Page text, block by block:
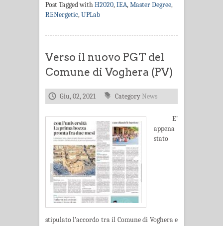
Post Tagged withH2020,IEA,Master Degree,
RENergetic,UPLab
Verso il nuovo PGT del
Comune di Voghera (PV)
Giu, 02, 2021 CategoryNews
E’
appena
stato
stipulato l’accordo tra il Comune di Voghera e